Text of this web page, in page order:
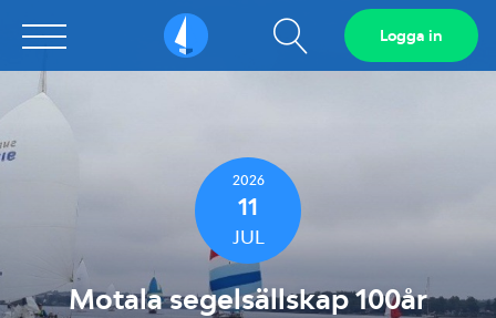
Sailarena Visa
sökfält
Logga in
2026
11
JUL
Motala segelsällskap 100år